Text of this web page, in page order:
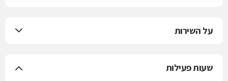
על השירות
שעות פעילות